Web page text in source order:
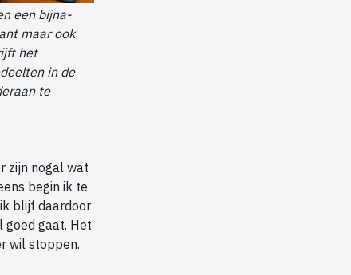
een bijna-
maar ook
het
in de
te
zijn nogal wat
begin ik te
blijf daardoor
goed gaat. Het
wil stoppen.